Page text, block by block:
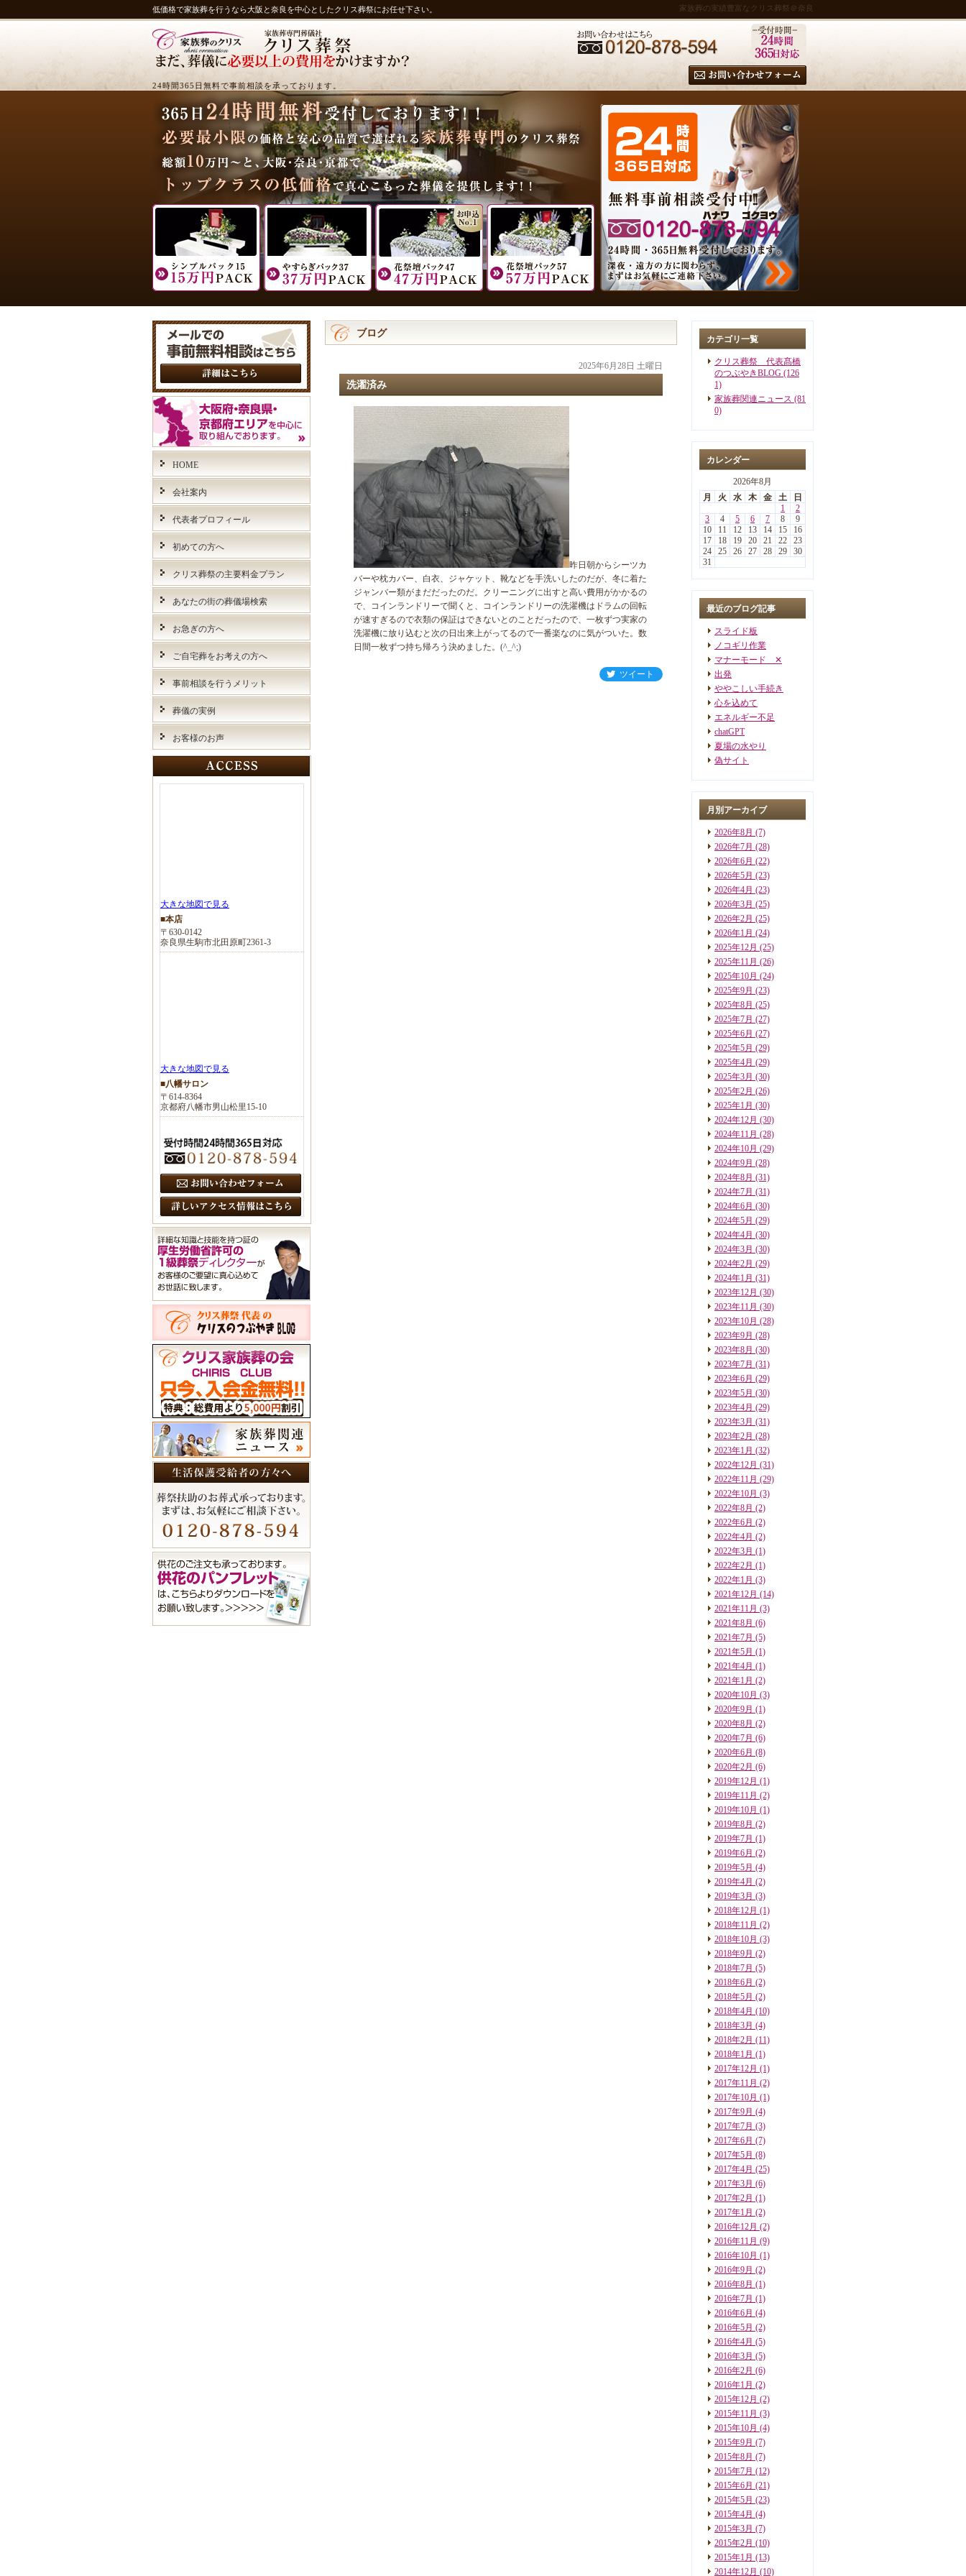
低価格で家族葬を行うなら大阪と奈良を中心としたクリス葬祭にお任せ下さい。 家族葬の実績豊富なクリス葬祭＠奈良
24時間365日無料で事前相談を承っております。
ブログ
2025年6月28日 土曜日
洗濯済み
昨日朝からシーツカ
バーや枕カバー、白衣、ジャケット、靴などを手洗いしたのだが、冬に着た
ジャンバー類がまだだったのだ。クリーニングに出すと高い費用がかかるの
で、コインランドリーで聞くと、コインランドリーの洗濯機はドラムの回転
が速すぎるので衣類の保証はできないとのことだったので、一枚ずつ実家の
洗濯機に放り込むと次の日出来上がってるので一番楽なのに気がついた。数
日間一枚ずつ持ち帰ろう決めました。(^_^;)
ツイート
カテゴリ一覧
クリス葬祭 代表髙橋
のつぶやきBLOG (126
1)
家族葬関連ニュース (81
0)
カレンダー
2026年8月
月
火 水 木 金 土
日
1
2
3
4 5 6 7 8
9
10
11 12 13 14 15
16
17
18 19 20 21 22
23
24
25 26 27 28 29
30
31
最近のブログ記事
スライド板
ノコギリ作業
マナーモード ✕
出発
ややこしい手続き
心を込めて
エネルギー不足
chatGPT
夏場の水やり
偽サイト
月別アーカイブ
2026年8月 (7)
2026年7月 (28)
2026年6月 (22)
2026年5月 (23)
2026年4月 (23)
2026年3月 (25)
2026年2月 (25)
2026年1月 (24)
2025年12月 (25)
2025年11月 (26)
2025年10月 (24)
2025年9月 (23)
2025年8月 (25)
2025年7月 (27)
2025年6月 (27)
2025年5月 (29)
2025年4月 (29)
2025年3月 (30)
2025年2月 (26)
2025年1月 (30)
2024年12月 (30)
2024年11月 (28)
2024年10月 (29)
2024年9月 (28)
2024年8月 (31)
2024年7月 (31)
2024年6月 (30)
2024年5月 (29)
2024年4月 (30)
2024年3月 (30)
2024年2月 (29)
2024年1月 (31)
2023年12月 (30)
2023年11月 (30)
2023年10月 (28)
2023年9月 (28)
2023年8月 (30)
2023年7月 (31)
2023年6月 (29)
2023年5月 (30)
2023年4月 (29)
2023年3月 (31)
2023年2月 (28)
2023年1月 (32)
2022年12月 (31)
2022年11月 (29)
2022年10月 (3)
2022年8月 (2)
2022年6月 (2)
2022年4月 (2)
2022年3月 (1)
2022年2月 (1)
2022年1月 (3)
2021年12月 (14)
2021年11月 (3)
2021年8月 (6)
2021年7月 (5)
2021年5月 (1)
2021年4月 (1)
2021年1月 (2)
2020年10月 (3)
2020年9月 (1)
2020年8月 (2)
2020年7月 (6)
2020年6月 (8)
2020年2月 (6)
2019年12月 (1)
2019年11月 (2)
2019年10月 (1)
2019年8月 (2)
2019年7月 (1)
2019年6月 (2)
2019年5月 (4)
2019年4月 (2)
2019年3月 (3)
2018年12月 (1)
2018年11月 (2)
2018年10月 (3)
2018年9月 (2)
2018年7月 (5)
2018年6月 (2)
2018年5月 (2)
2018年4月 (10)
2018年3月 (4)
2018年2月 (11)
2018年1月 (1)
2017年12月 (1)
2017年11月 (2)
2017年10月 (1)
2017年9月 (4)
2017年7月 (3)
2017年6月 (7)
2017年5月 (8)
2017年4月 (25)
2017年3月 (6)
2017年2月 (1)
2017年1月 (2)
2016年12月 (2)
2016年11月 (9)
2016年10月 (1)
2016年9月 (2)
2016年8月 (1)
2016年7月 (1)
2016年6月 (4)
2016年5月 (2)
2016年4月 (5)
2016年3月 (5)
2016年2月 (6)
2016年1月 (2)
2015年12月 (2)
2015年11月 (3)
2015年10月 (4)
2015年9月 (7)
2015年8月 (7)
2015年7月 (12)
2015年6月 (21)
2015年5月 (23)
2015年4月 (4)
2015年3月 (7)
2015年2月 (10)
2015年1月 (13)
2014年12月 (10)
HOME
会社案内
代表者プロフィール
初めての方へ
クリス葬祭の主要料金プラン
あなたの街の葬儀場検索
お急ぎの方へ
ご自宅葬をお考えの方へ
事前相談を行うメリット
葬儀の実例
お客様のお声
大きな地図で見る
■本店
〒630-0142
奈良県生駒市北田原町2361-3
大きな地図で見る
■八幡サロン
〒614-8364
京都府八幡市男山松里15-10